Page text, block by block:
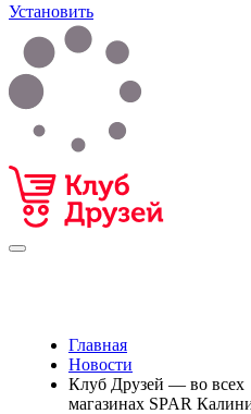
Установить
Главная
Новости
Клуб Друзей — во всех
магазинах SPAR